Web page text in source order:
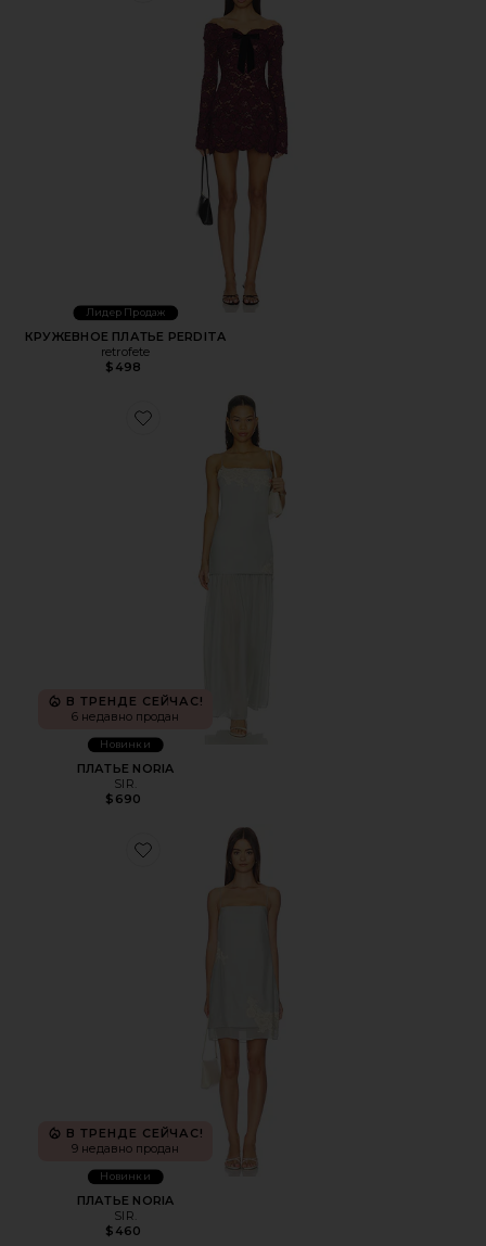
Лидер Продаж
КРУЖЕВНОЕ ПЛАТЬЕ PERDITA
retrofete
$498
Favorite ПЛАТЬЕ NORIA
В ТРЕНДЕ СЕЙЧАС!
6 недавно продан
Новинки
ПЛАТЬЕ NORIA
SIR.
$690
Favorite ПЛАТЬЕ NORIA
В ТРЕНДЕ СЕЙЧАС!
9 недавно продан
Новинки
ПЛАТЬЕ NORIA
SIR.
$460